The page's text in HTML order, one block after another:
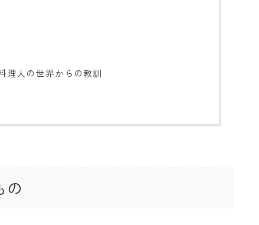
理人の世界からの教訓
の